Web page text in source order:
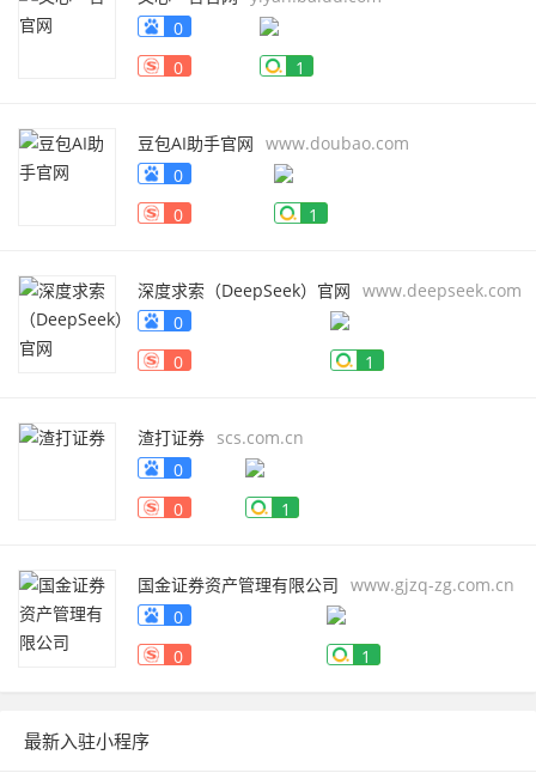
0
0
1
豆包AI助手官网 www.doubao.com
0
0
1
深度求索（DeepSeek）官网 www.deepseek.com
0
0
1
渣打证券 scs.com.cn
0
0
1
国金证券资产管理有限公司 www.gjzq-zg.com.cn
0
0
1
最新入驻小程序